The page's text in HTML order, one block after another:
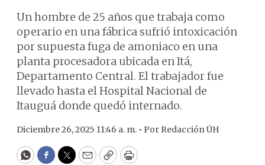
Un hombre de 25 años que trabaja como
operario en una fábrica sufrió intoxicación
por supuesta fuga de amoniaco en una
planta procesadora ubicada en Itá,
Departamento Central. El trabajador fue
llevado hasta el Hospital Nacional de
Itauguá donde quedó internado.
Diciembre 26, 2025 11:46 a. m. • Por Redacción ÚH
WhatsApp
Facebook
Twitter
EmailCopyPrint